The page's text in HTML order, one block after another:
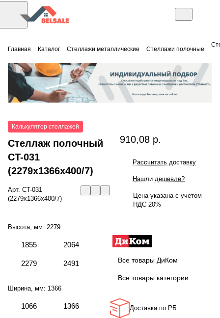
Главная Каталог Стеллажи металлические Стеллажи полочные
Калькулятор стеллажей
Стеллаж полочный
СT-031
(2279x1366x400/7)
Арт. СT-031
(2279x1366x400/7)
Высота, мм: 2279
1855 2064
2279 2491
Ширина, мм: 1366
1066 1366
910,08 р.
Рассчитать доставку
Нашли дешевле?
Цена указана с учетом
НДС 20%
Все товары ДиКом
Все товары категории
Доставка по РБ